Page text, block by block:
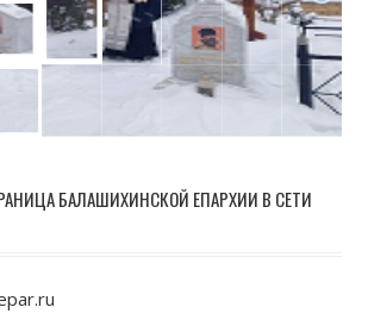
БАЛАШИХИНСКОЙ ЕПАРХИИ В СЕТИ